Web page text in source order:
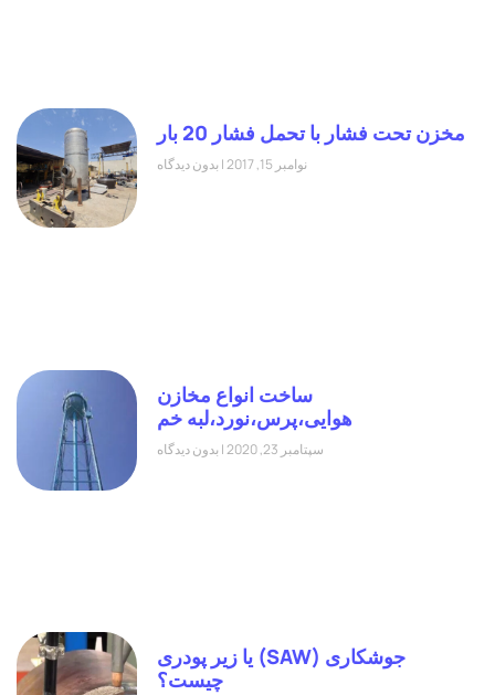
مخزن تحت فشار با تحمل فشار 20 بار
نوامبر 15, 2017 بدون دیدگاه
ساخت انواع مخازن
هوایی،پرس،نورد،لبه خم
سپتامبر 23, 2020 بدون دیدگاه
جوشکاری (SAW) یا زیر پودری
چیست؟